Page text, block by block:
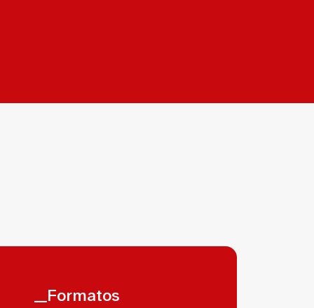
__Formatos